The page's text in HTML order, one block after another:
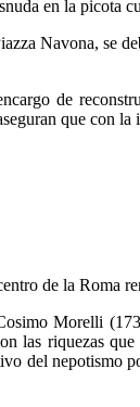
en la picota
Navona, se
de
que con
de la Roma
Morelli
las riquezas
del nepotismo